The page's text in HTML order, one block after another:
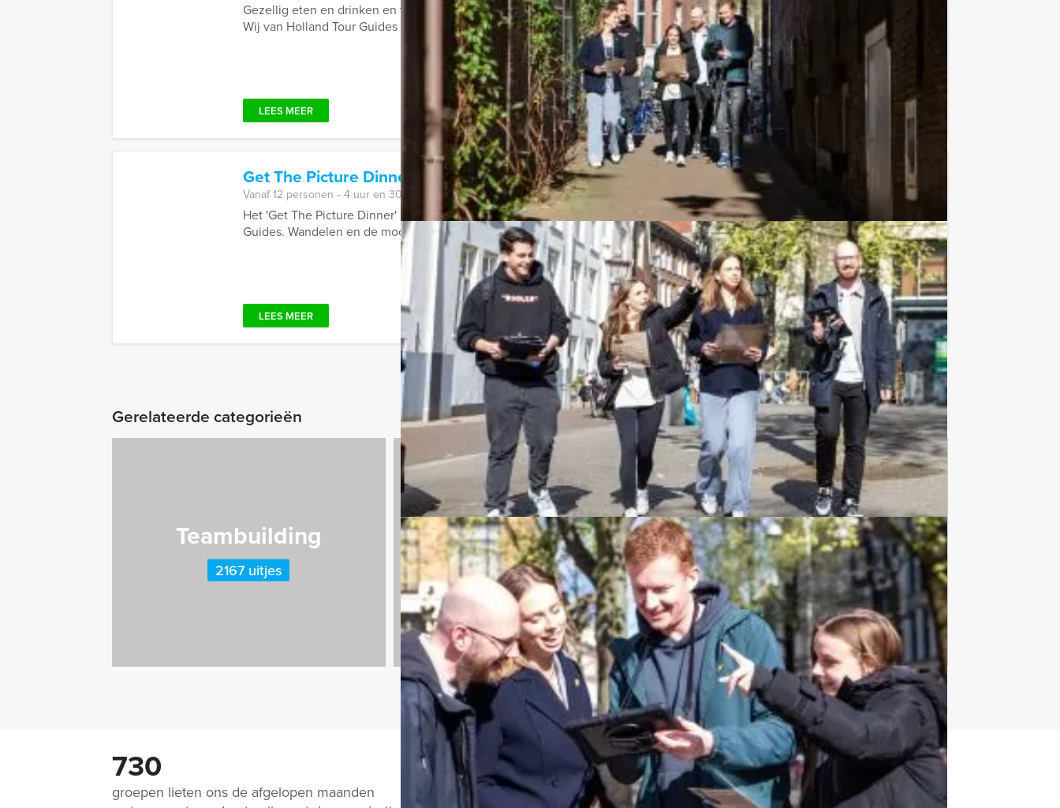
Gezellig eten en drinken en tussendoor een spannend stadsspel spelen. Dat klinkt als de ideale middagbesteding of niet?
Wij van Holland Tour Guides bieden deze ...
LEES MEER Favoriet
Get The Picture Dinner Alkmaar Vanaf€ 62,50 p.p. excl. BTW
Vanaf 12 personen ‐ 4 uur en 30 minuten
Het 'Get The Picture Dinner' in Alkmaar, dat is genieten van lekker eten én een speurtocht door de stad, met Holland Tour
Guides. Wandelen en de mooiste kiekjes nemen van ...
LEES MEER Favoriet
Gerelateerde categorieën
Teambuilding
2167 uitjes
Culinaire Tours
974 uitjes
Bedrijfsuitjes
920 uitjes
730
groepen lieten ons de afgelopen maanden
Vragen over dit uitje?